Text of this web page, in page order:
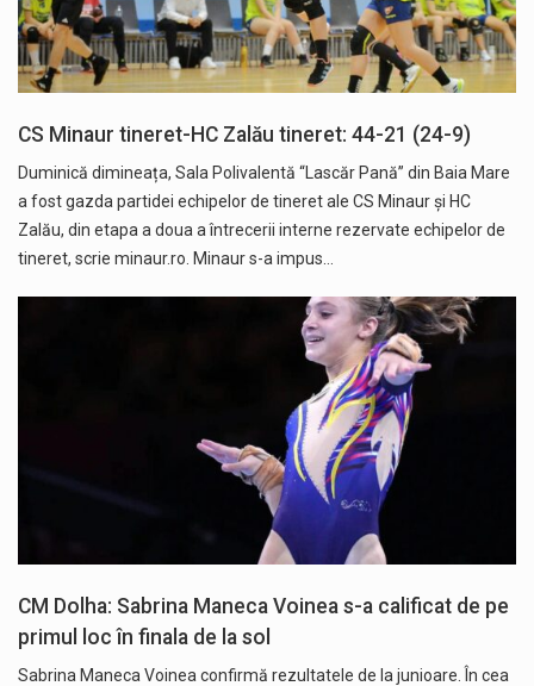
CS Minaur tineret-HC Zalău tineret: 44-21 (24-9)
Duminică dimineața, Sala Polivalentă “Lascăr Pană” din Baia Mare
a fost gazda partidei echipelor de tineret ale CS Minaur și HC
Zalău, din etapa a doua a întrecerii interne rezervate echipelor de
tineret, scrie minaur.ro. Minaur s-a impus…
CM Dolha: Sabrina Maneca Voinea s-a calificat de pe
primul loc în finala de la sol
Sabrina Maneca Voinea confirmă rezultatele de la junioare. În cea